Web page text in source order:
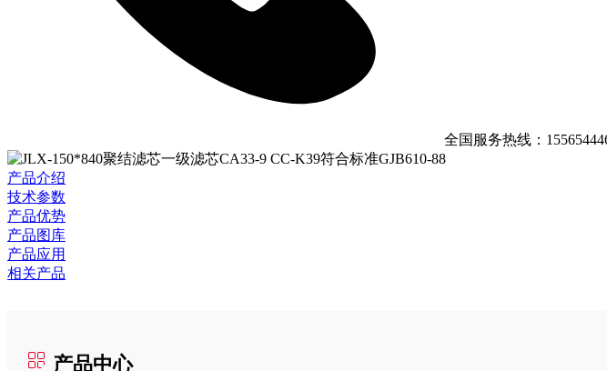
全国服务热线：
产品介绍
技术参数
产品优势
产品图库
产品应用
相关产品
产品中心